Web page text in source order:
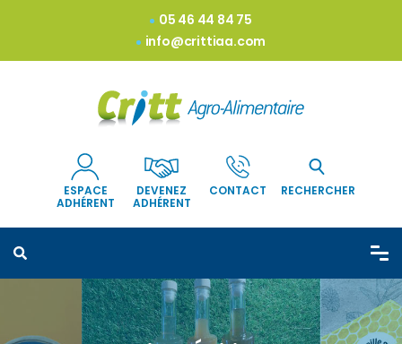
05 46 44 84 75
info@crittiaa.com
ESPACE
ADHÉRENT
DEVENEZ
ADHÉRENT
CONTACT RECHERCHER